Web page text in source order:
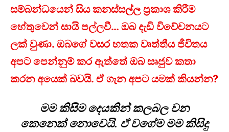
සම්බන්ධයෙන් සිය කනස්සල්ල ප්‍රකාශ කිරීම
හේතුවෙන් සායි පල්ලවී… ඔබ දැඩි විවේචනයට
ලක් වුණා. ඔබගේ වසර හතක වෘත්තීය ජීවිතය
අපට පෙන්නුම් කර ඇත්තේ ඔබ සෘජුව කතා
කරන අයෙක් බවයි. ඒ ගැන අපට යමක් කියන්න?
මම කිසිම දෙයකින් කලබල වන
කෙනෙක් නොවෙයි. ඒ වගේම මම කිසිදු